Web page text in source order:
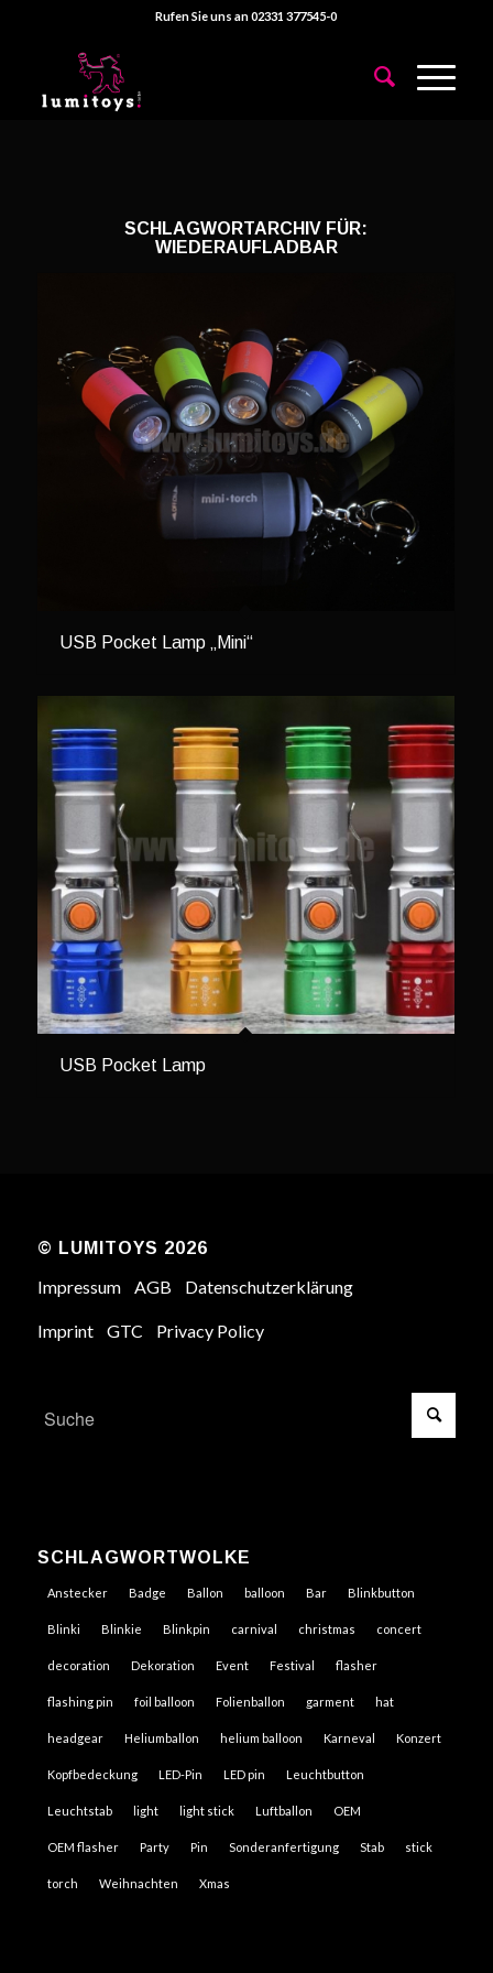
Rufen Sie uns an 02331 377545-0
SCHLAGWORTARCHIV FÜR:
WIEDERAUFLADBAR
USB Pocket Lamp „Mini“
USB Pocket Lamp
© LUMITOYS 2026
Impressum AGB Datenschutzerklärung
Imprint GTC Privacy Policy
SCHLAGWORTWOLKE
Anstecker Badge Ballon balloon Bar Blinkbutton
Blinki Blinkie Blinkpin carnival christmas concert
decoration Dekoration Event Festival flasher
flashing pin foil balloon Folienballon garment hat
headgear Heliumballon helium balloon Karneval Konzert
Kopfbedeckung LED-Pin LED pin Leuchtbutton
Leuchtstab light light stick Luftballon OEM
OEM flasher Party Pin Sonderanfertigung Stab stick
torch Weihnachten Xmas